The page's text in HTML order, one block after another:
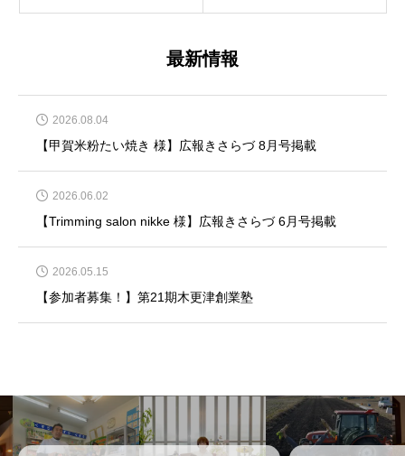
最新情報
2026.08.04
【甲賀米粉たい焼き 様】広報きさらづ 8月号掲載
2026.06.02
【Trimming salon nikke 様】広報きさらづ 6月号掲載
2026.05.15
【参加者募集！】第21期木更津創業塾